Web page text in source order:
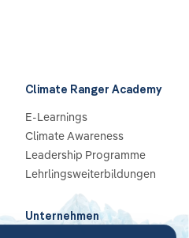
Climate Ranger Academy
E-Learnings
Climate Awareness
Leadership Programme
Lehrlingsweiterbildungen
Unternehmen